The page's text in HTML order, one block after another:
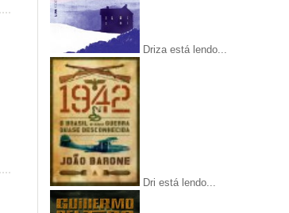
Driza está lendo...
Dri está lendo...